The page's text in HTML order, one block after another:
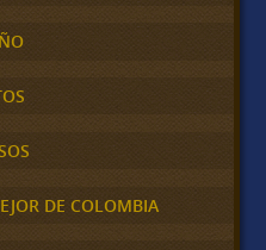
DE COLOMBIA